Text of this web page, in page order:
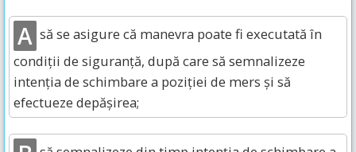
A să se asigure că manevra poate fi executată în
condiții de siguranță, după care să semnalizeze
intenția de schimbare a poziției de mers și să
efectueze depășirea;